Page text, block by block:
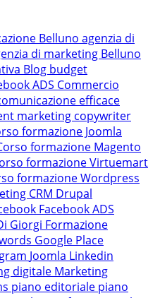
Belluno agenzia di
di marketing Belluno
Blog budget
ADS Commercio
efficace
marketing copywriter
formazione Joomla
formazione Magento
formazione Virtuemart
formazione Wordpress
CRM Drupal
Facebook ADS
Giorgi Formazione
Google Place
Joomla Linkedin
digitale Marketing
piano editoriale piano